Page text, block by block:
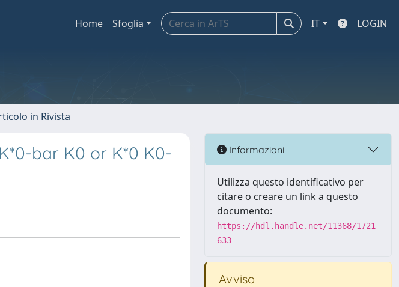
Home Sfoglia IT LOGIN
in Rivista
bar K0 or K*0 K0-
Informazioni
Utilizza questo identificativo per
citare o creare un link a questo
documento:
https://hdl.handle.net/11368/1721
633
Avviso